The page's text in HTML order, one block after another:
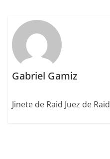
Gabriel Gamiz
Jinete de Raid Juez de Raid